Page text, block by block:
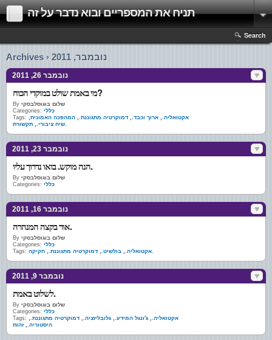
תניח את המספריים ובוא נדבר על זה
Search
Archives › נובמבר, 2011
נובמבר 26, 2011
מי באמת שולט במוקדי הכוח?
By שלום בוגוסלבסקי
Categories: כללי
Tags:
אקטואליה., ארוך וכבד., דמוקרטיה מתגוננת., המהפכה האמונית,
שיח ציבורי., תקשורת.
נובמבר 23, 2011
הנה מוקש. בואו נדרוך עליו.
By שלום בוגוסלבסקי
Categories: כללי
נובמבר 16, 2011
אור בקצה המנהרה.
By שלום בוגוסלבסקי
Categories: כללי
Tags:
אקטואליה., בולשיט., דמוקרטיה מתגוננת., חקיקה.
נובמבר 9, 2011
לשלוט באמת.
By שלום בוגוסלבסקי
Categories: כללי
Tags:
אקטואליה., ג'ונגל המידע., גלובליזציה., דמוקרטיה מתגוננת.,
היסטוריה.,זהות